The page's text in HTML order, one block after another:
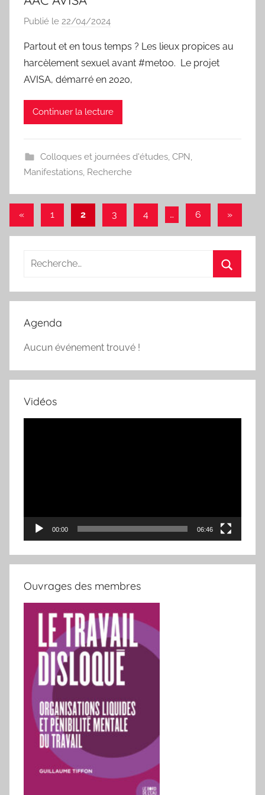
Publié le 22/04/2024
r
I
s
a
b
a
P
e
s
Partout et en tous temps ? Les lieux propices au
harcèlement sexuel avant #metoo. Le projet
AVISA, démarré en 2020,
Continuer la lecture
Colloques et journées d'études, CPN
Manifestations Recherche
Pagination
des
publications
«Publications
1 2 3 4 … 6
Articles
»
Recherche
:
Agenda
Aucun événement trouvé !
Vidéos
00:00 06:46
Ouvrages des membres